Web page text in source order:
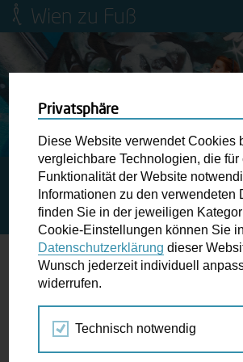
Wien zu Fuß
Mobilitätsbildung für Kinder
Jugendliche
Ringstraße-Neugestaltung
Wiener Fußwegekarte
Newsletter abonnieren
Wunschbox
der Ampel ...
STARTSEITE
SPAZIERGANG
STADTSPAZIERGANG: VOM ANDEREN
LEBEN IN DER WIENER GESCHICHTE
19.
JUN
2021
Privatsphäre
Diese Website verwendet Cookies
vergleichbare Technologien, die für
Funktionalität der Website
Informationen zu den verwendeten
finden Sie in der jeweiligen
Cookie-Einstellungen können Sie
Datenschutzerklärung dieser
Wunsch jederzeit individuell
widerrufen.
Technisch notwendig